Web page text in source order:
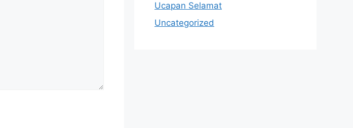
Ucapan Selamat
Uncategorized